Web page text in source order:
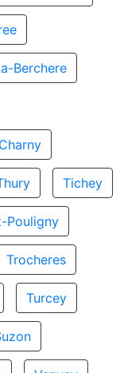
Berchere
Tichey
Pouligny
Trocheres
Turcey